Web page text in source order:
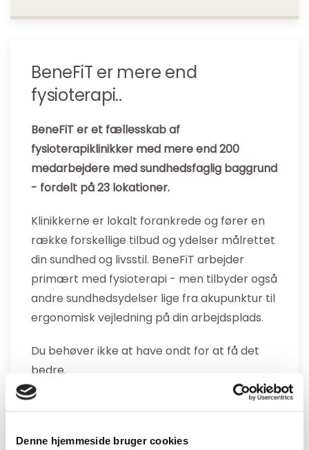
Denne hjemmeside bruger cookies
BeneFiT er mere end
fysioterapi..
BeneFiT er et fællesskab af
fysioterapiklinikker med mere end 200
medarbejdere med sundhedsfaglig baggrund
- fordelt på 23 lokationer.
Klinikkerne er lokalt forankrede og fører en
række forskellige tilbud og ydelser målrettet
din sundhed og livsstil. BeneFiT arbejder
primært med fysioterapi - men tilbyder også
andre sundhedsydelser lige fra akupunktur til
ergonomisk vejledning på din arbejdsplads.
Du behøver ikke at have ondt for at få det
bedre.
Kontakt os allerede idag